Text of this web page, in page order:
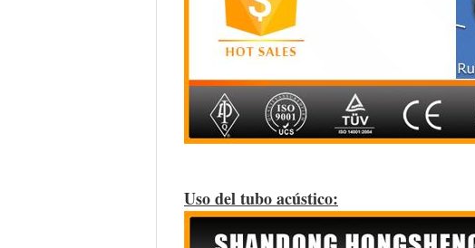
Uso del tubo acústico: